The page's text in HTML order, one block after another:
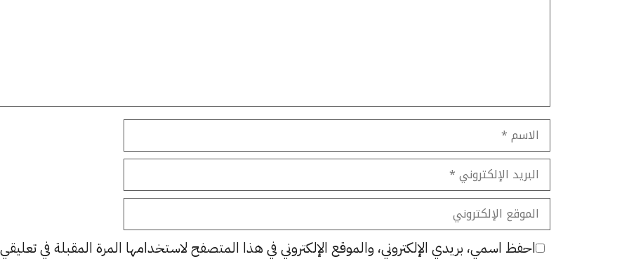
الاسم
البريد
الإلكتروني
الموقع
الإلكتروني
احفظ اسمي، بريدي الإلكتروني، والموقع الإلكتروني في هذا المتصفح لاستخدامها المرة المقبلة في